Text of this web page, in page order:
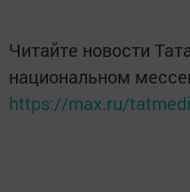
Читайте новости
национальном
https://max.ru/